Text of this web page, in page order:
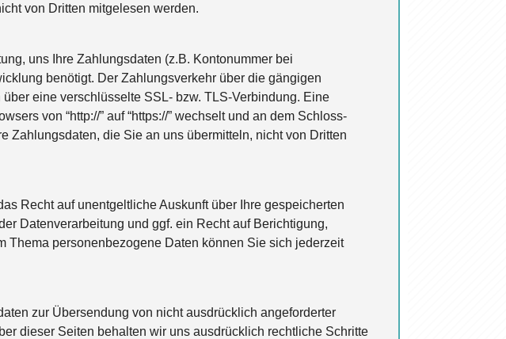
von Dritten mitgelesen werden.
uns Ihre Zahlungsdaten (z.B. Kontonummer bei
benötigt. Der Zahlungsverkehr über die gängigen
eine verschlüsselte SSL- bzw. TLS-Verbindung. Eine
von “http://” auf “https://” wechselt und an dem Schloss-
Zahlungsdaten, die Sie an uns übermitteln, nicht von Dritten
Recht auf unentgeltliche Auskunft über Ihre gespeicherten
Datenverarbeitung und ggf. ein Recht auf Berichtigung,
Thema personenbezogene Daten können Sie sich jederzeit
zur Übersendung von nicht ausdrücklich angeforderter
dieser Seiten behalten wir uns ausdrücklich rechtliche Schritte